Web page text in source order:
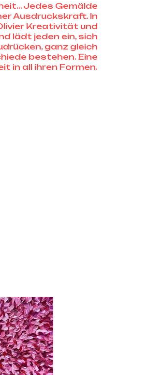
Jedes Gemälde
Ausdruckskraft. In
Kreativität und
lädt jeden ein, sich
ganz gleich
bestehen. Eine
in all ihren Formen.